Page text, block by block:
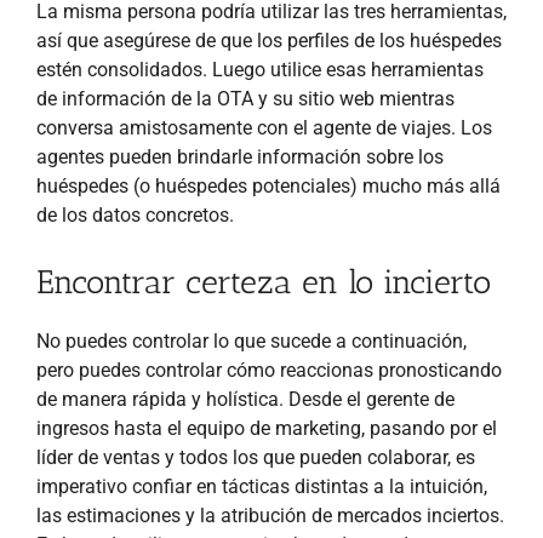
La misma persona podría utilizar las tres herramientas,
así que asegúrese de que los perfiles de los huéspedes
estén consolidados. Luego utilice esas herramientas
de información de la OTA y su sitio web mientras
conversa amistosamente con el agente de viajes. Los
agentes pueden brindarle información sobre los
huéspedes (o huéspedes potenciales) mucho más allá
de los datos concretos.
Encontrar certeza en lo incierto
No puedes controlar lo que sucede a continuación,
pero puedes controlar cómo reaccionas pronosticando
de manera rápida y holística. Desde el gerente de
ingresos hasta el equipo de marketing, pasando por el
líder de ventas y todos los que pueden colaborar, es
imperativo confiar en tácticas distintas a la intuición,
las estimaciones y la atribución de mercados inciertos.